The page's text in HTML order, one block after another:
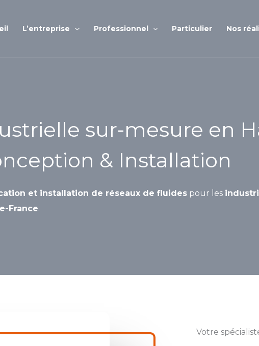
L’entreprise Professionnel Particulier Nos
sur-mesure en
& Installation
et installation de réseaux de fluides pour les
France.
Votre